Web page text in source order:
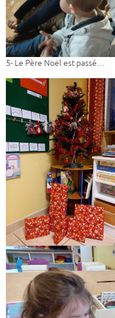
5- Le Père Noël est passé…